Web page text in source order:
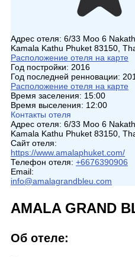
Адрес отеля: 6/33 Moo 6
Kamala Kathu Phuket 83150,
Расположение отеля на карте
Год постройки: 2016
Год последней ренновации:
Расположение отеля на карте
Время заселения: 15:00
Время выселения: 12:00
Контакты отеля
Адрес отеля: 6/33 Moo 6
Kamala Kathu Phuket 83150,
Сайт отеля:
https://www.amalaphuket.com/
Телефон отеля: +6676390906
Email:
info@amalagrandbleu.com
AMALA GRAND
Об отеле: